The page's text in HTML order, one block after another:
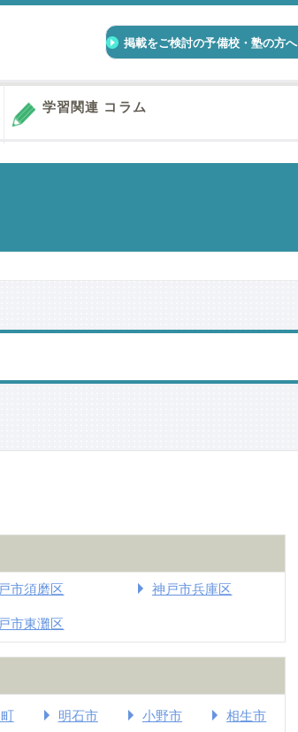
掲載をご検討の予備校・塾の方へ
学習関連 コラム
市須磨区 神戸市兵庫区
市東灘区
明石市 小野市
相生市